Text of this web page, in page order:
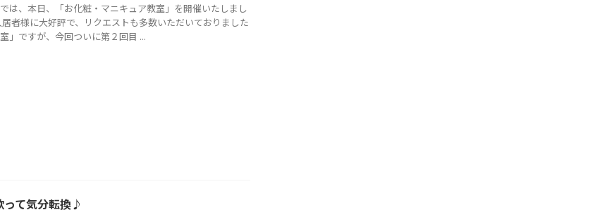
は、本日、「お化粧・マニキュア教室」を開催いたしまし
者様に大好評で、リクエストも多数いただいておりました
」ですが、今回ついに第２回目 ...
って気分転換♪